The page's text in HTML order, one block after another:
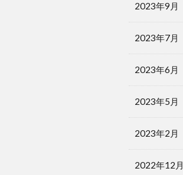
2023年9月
2023年7月
2023年6月
2023年5月
2023年2月
2022年12月